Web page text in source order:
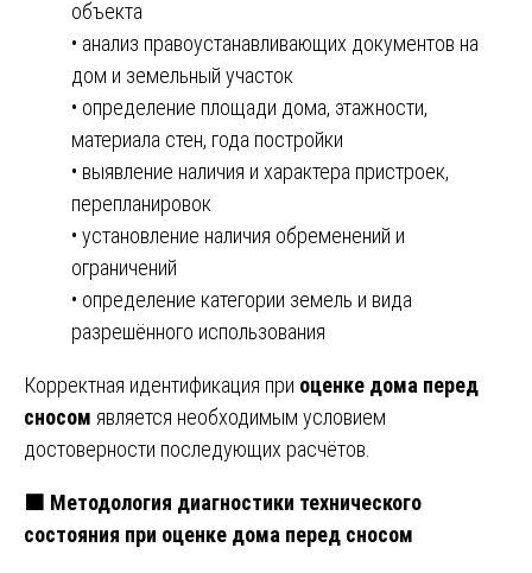
объекта
• анализ правоустанавливающих документов на
дом и земельный участок
• определение площади дома, этажности,
материала стен, года постройки
• выявление наличия и характера пристроек,
перепланировок
• установление наличия обременений и
ограничений
• определение категории земель и вида
разрешённого использования
Корректная идентификация при оценке дома перед
сносом является необходимым условием
достоверности последующих расчётов.
🟧 Методология диагностики технического
состояния при оценке дома перед сносом